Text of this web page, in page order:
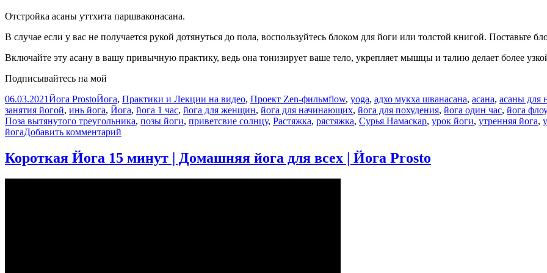
Отстройка асаны уттхита паршваконасана.
В случае если у вас не получается рукой дотянуться до пола, воспользуйтесь блоком для йоги или толстой книгой. Поставьте
Включайте эту асану в вашу привычную практику, ведь она тонизирует ваше тело, укрепляет мышцы и талию делает более
Подписывайтесь на мой
Опубликовано
06.03.2021Автор
Йога ProstoРубрики
Йога, Практики и Лекции на видео, Проект Zen-фильмМетки
flow, yoga, адхо мукха шванасана, асана, асаны для
занятия йогой, инь йога, Йога, йога 1 час, йога для женщин, йога для начинающих, йога для похудения, йога один час, йога флоу
Поза вытянутого треугольника, позы йоги, приветсвие солнцу, Растяжка, рястяжка, Сурья Намаскар, урок йоги, утренняя йога,
йогаДобавить комментарий
Поза
вытянутого
Короткая Йога 15 минут | Домашняя йога для всех | Йога Prosto